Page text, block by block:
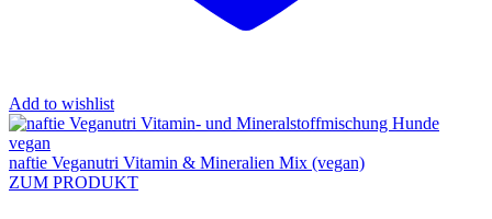
Add to wishlist
naftie Veganutri Vitamin & Mineralien Mix (vegan)
ZUM PRODUKT